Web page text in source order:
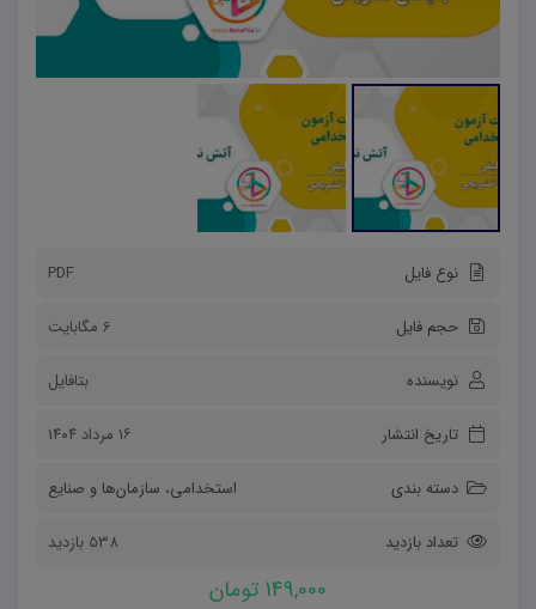
نوع فایل PDF
حجم فایل 6 مگابایت
نویسنده بتافایل
تاریخ انتشار ۱۶ مرداد ۱۴۰۴
دسته بندی استخدامی، سازمان‌ها و صنایع
تعداد بازدید 538 بازدید
149,000 تومان